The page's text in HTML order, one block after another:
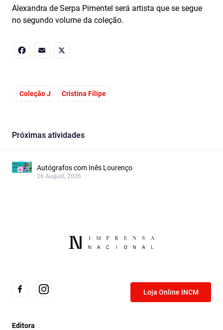
Alexandra de Serpa Pimentel será artista que se segue
no segundo volume da coleção.
Coleção J Cristina Filipe
Próximas atividades
Autógrafos com Inês Lourenço
26 August, 2026
Loja Online INCM
Editora